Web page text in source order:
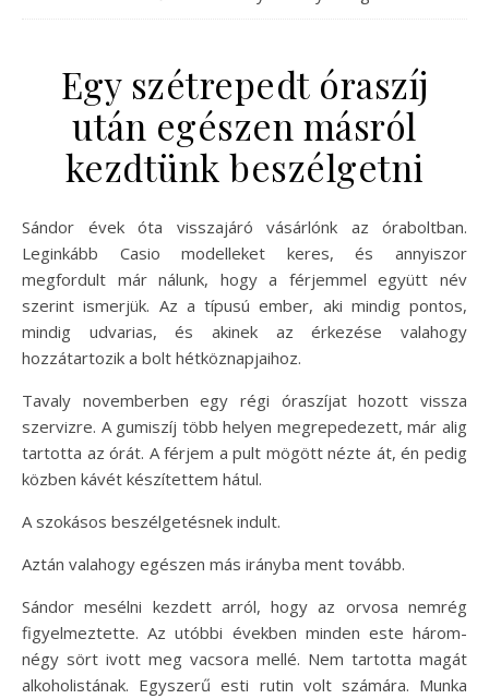
Egy szétrepedt óraszíj
után egészen másról
kezdtünk beszélgetni
Sándor évek óta visszajáró vásárlónk az óraboltban.
Leginkább Casio modelleket keres, és annyiszor
megfordult már nálunk, hogy a férjemmel együtt név
szerint ismerjük. Az a típusú ember, aki mindig pontos,
mindig udvarias, és akinek az érkezése valahogy
hozzátartozik a bolt hétköznapjaihoz.
Tavaly novemberben egy régi óraszíjat hozott vissza
szervizre. A gumiszíj több helyen megrepedezett, már alig
tartotta az órát. A férjem a pult mögött nézte át, én pedig
közben kávét készítettem hátul.
A szokásos beszélgetésnek indult.
Aztán valahogy egészen más irányba ment tovább.
Sándor mesélni kezdett arról, hogy az orvosa nemrég
figyelmeztette. Az utóbbi években minden este három-
négy sört ivott meg vacsora mellé. Nem tartotta magát
alkoholistának. Egyszerű esti rutin volt számára. Munka